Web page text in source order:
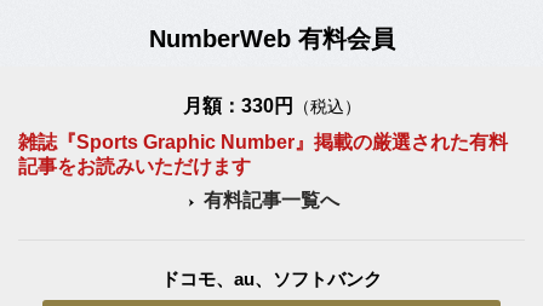
NumberWeb 有料会員
月額：330円 （税込）
雑誌『Sports Graphic Number』掲載の厳選された有料
記事をお読みいただけます
有料記事一覧へ
ドコモ、au、ソフトバンク